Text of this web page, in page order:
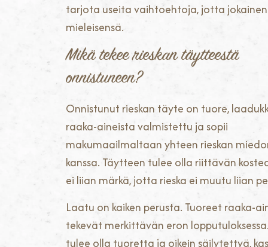
tarjota useita vaihtoehtoja, jotta
mieleisensä.
Mikä tekee rieskan täytteestä
onnistuneen?
Onnistunut rieskan täyte on tuore,
raaka-aineista valmistettu ja sopii
makumaailmaltaan yhteen rieskan
kanssa. Täytteen tulee olla riittävän
ei liian märkä, jotta rieska ei muutu liian
Laatu on kaiken perusta. Tuoreet raaka-
tekevät merkittävän eron
tulee olla tuoretta ja oikein säilytettyä,